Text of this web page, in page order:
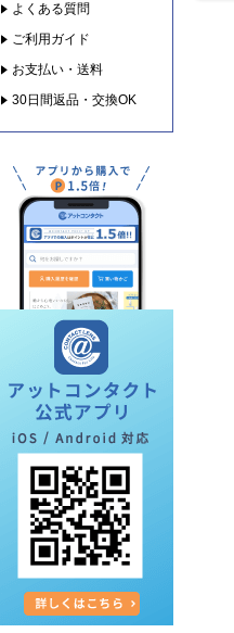
よくある質問
ご利用ガイド
お支払い・送料
30日間返品・交換OK